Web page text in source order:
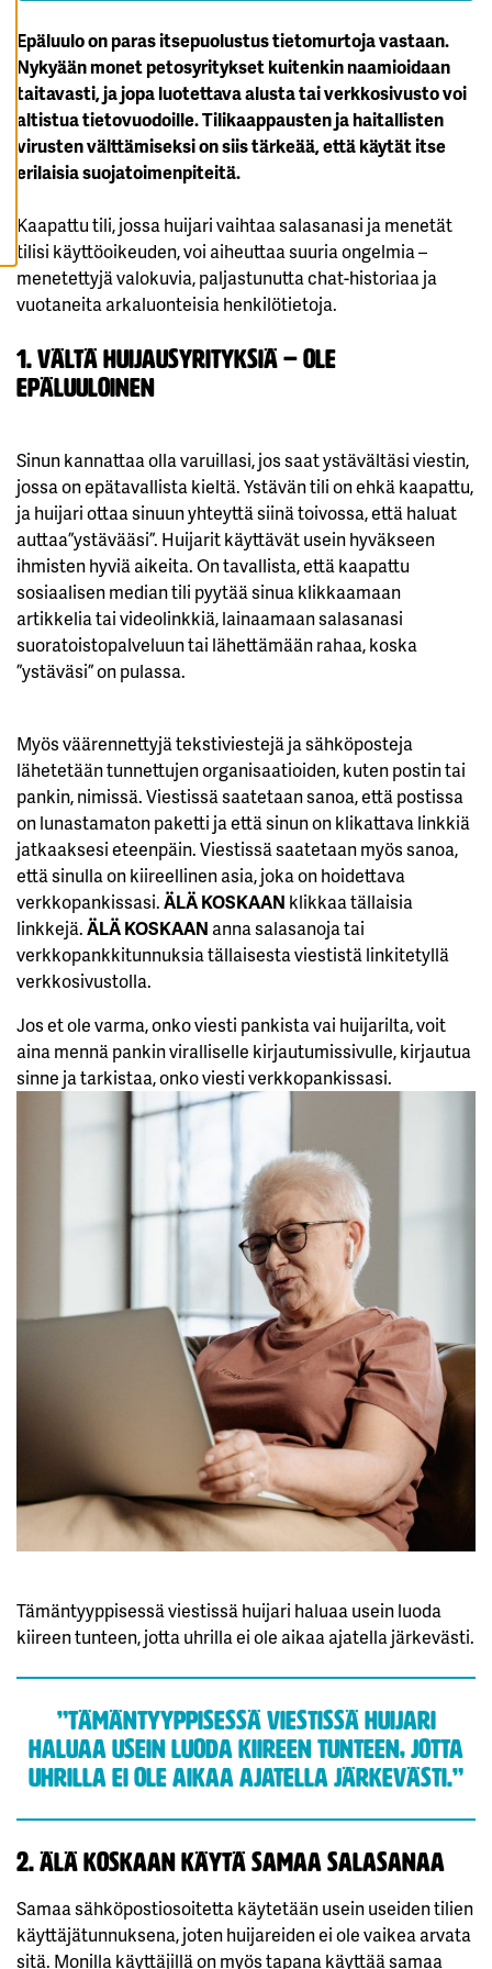
A
I
K
K
I
E
V
Ä
S
T
E
T
Epäluulo on paras itsepuolustus tietomurtoja vastaan.
Nykyään monet petosyritykset kuitenkin naamioidaan
taitavasti, ja jopa luotettava alusta tai verkkosivusto voi
altistua tietovuodoille. Tilikaappausten ja haitallisten
virusten välttämiseksi on siis tärkeää, että käytät itse
erilaisia suojatoimenpiteitä.
Kaapattu tili, jossa huijari vaihtaa salasanasi ja menetät
tilisi käyttöoikeuden, voi aiheuttaa suuria ongelmia –
menetettyjä valokuvia, paljastunutta chat-historiaa ja
vuotaneita arkaluonteisia henkilötietoja.
1. Vältä huijausyrityksiä – ole
epäluuloinen
Sinun kannattaa olla varuillasi, jos saat ystävältäsi viestin,
jossa on epätavallista kieltä. Ystävän tili on ehkä kaapattu,
ja huijari ottaa sinuun yhteyttä siinä toivossa, että haluat
auttaa ”ystävääsi”. Huijarit käyttävät usein hyväkseen
ihmisten hyviä aikeita. On tavallista, että kaapattu
sosiaalisen median tili pyytää sinua klikkaamaan
artikkelia tai videolinkkiä, lainaamaan salasanasi
suoratoistopalveluun tai lähettämään rahaa, koska
”ystäväsi” on pulassa.
Myös väärennettyjä tekstiviestejä ja sähköposteja
lähetetään tunnettujen organisaatioiden, kuten postin tai
pankin, nimissä. Viestissä saatetaan sanoa, että postissa
on lunastamaton paketti ja että sinun on klikattava linkkiä
jatkaaksesi eteenpäin. Viestissä saatetaan myös sanoa,
että sinulla on kiireellinen asia, joka on hoidettava
verkkopankissasi.ÄLÄ KOSKAAN klikkaa tällaisia
linkkejä.ÄLÄ KOSKAAN anna salasanoja tai
verkkopankkitunnuksia tällaisesta viestistä linkitetyllä
verkkosivustolla.
Jos et ole varma, onko viesti pankista vai huijarilta, voit
aina mennä pankin viralliselle kirjautumissivulle, kirjautua
sinne ja tarkistaa, onko viesti verkkopankissasi.
Tämäntyyppisessä viestissä huijari haluaa usein luoda
kiireen tunteen, jotta uhrilla ei ole aikaa ajatella järkevästi.
”Tämäntyyppisessä viestissä huijari
haluaa usein luoda kiireen tunteen, jotta
uhrilla ei ole aikaa ajatella järkevästi.”
2. Älä koskaan käytä samaa salasanaa
Samaa sähköpostiosoitetta käytetään usein useiden tilien
käyttäjätunnuksena, joten huijareiden ei ole vaikea arvata
sitä. Monilla käyttäjillä on myös tapana käyttää samaa